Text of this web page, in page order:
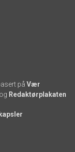
på Vær
og Redaktørplakaten